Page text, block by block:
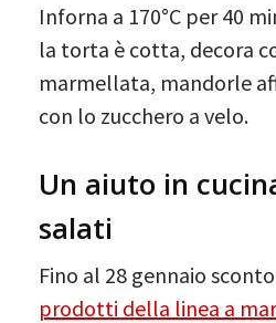
Inforna a 170°C per 40
la torta è cotta, decora
marmellata, mandorle
con lo zucchero a velo.
Un aiuto in
salati
Fino al 28 gennaio
prodotti della linea a